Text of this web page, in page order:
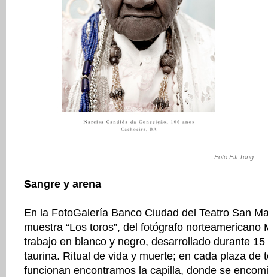
Foto Fifi Tong
Sangre y arena
En la FotoGalería Banco Ciudad del Teatro San
muestra “Los toros”, del fotógrafo norteamericano
trabajo en blanco y negro, desarrollado durante
taurina. Ritual de vida y muerte; en cada plaza de
funcionan encontramos la capilla, donde se